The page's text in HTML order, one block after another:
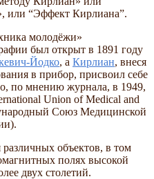
или “Эффект Кирлиана”.
молодёжи»
был открыт в 1891 году
Йодко, а Кирлиан, внеся
в прибор, присвоил себе
по мнению журнала, в 1949,
Union of Medical and
Союз Медицинской
объектов, в том
полях высокой
двух столетий.